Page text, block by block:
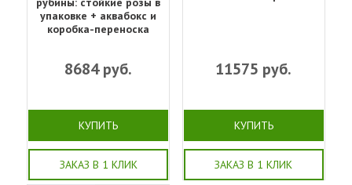
упаковке + аквабокс и
коробка-переноска
8684руб.
КУПИТЬ
ЗАКАЗ В 1 КЛИК
11575 руб.
КУПИТЬ
ЗАКАЗ В 1 КЛИК